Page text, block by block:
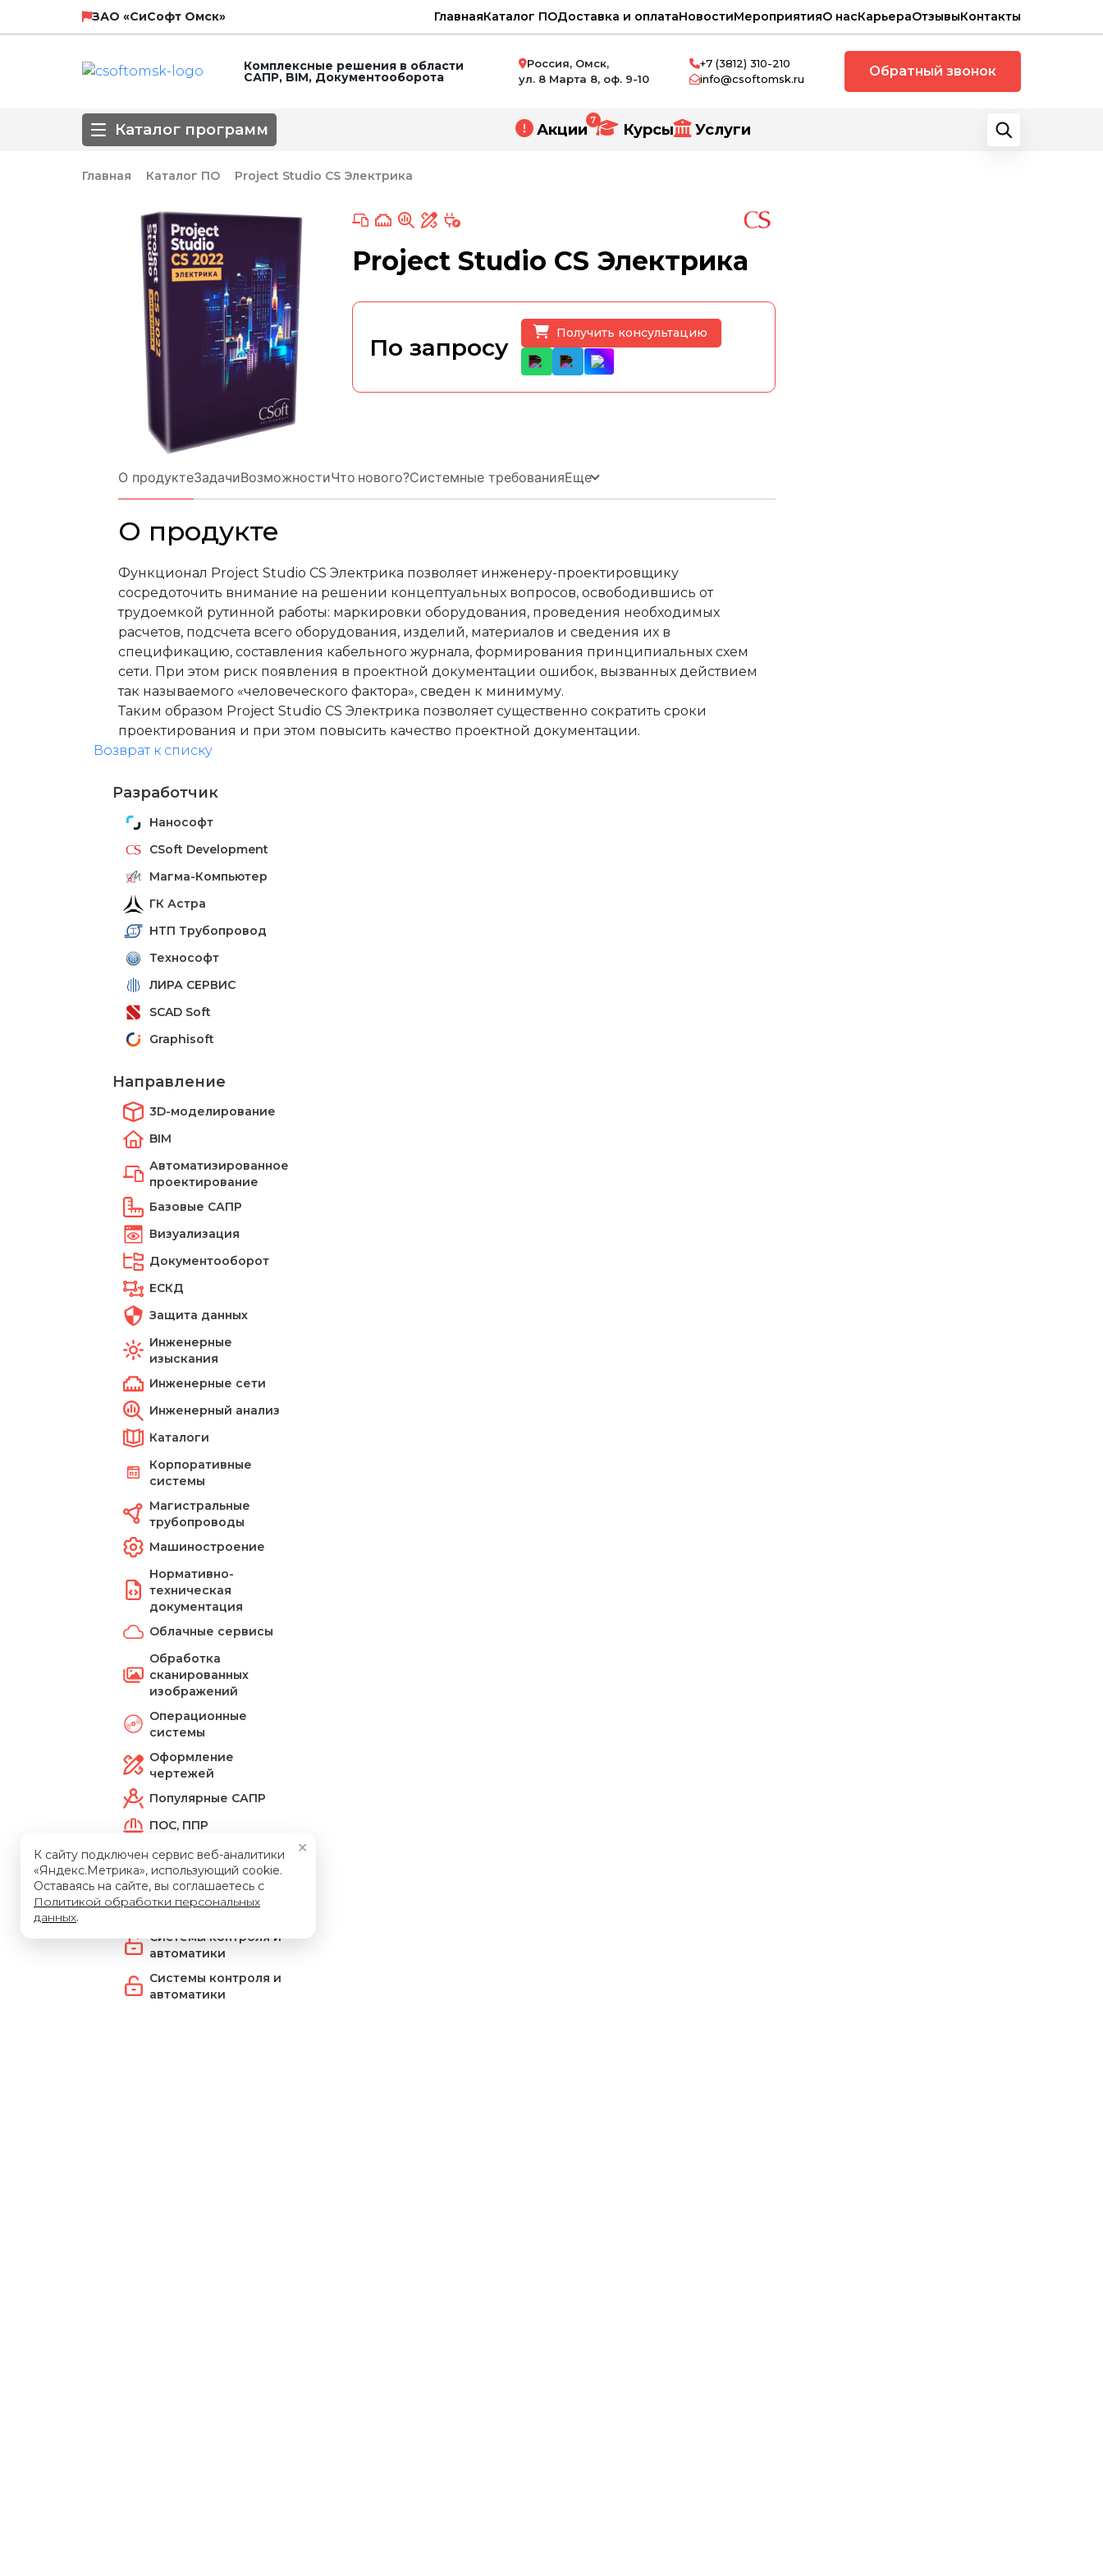
ЗАО «СиСофт Омск» ГлавнаяКаталог ПОДоставка и оплатаНовостиМероприятияО насКарьераОтзывыКонтакты
Комплексные решения в области
САПР, BIM, Документооборота
Россия, Омск,
ул. 8 Марта 8, оф. 9-10
+7 (3812) 310-210
info@csoftomsk.ru
Обратный звонок
Каталог программ
ЛИРА СЕРВИС Технософт
3D-моделирование
BIM Автоматизированное проектирование
Популярные САПР
Базовые САПРИнженерные сети
Обработка сканированных изображений
Оформление чертежей
ПОС, ППР
СПДС СПДС КМ СПДС, КЖИ, КЖ
Строительство и архитектура
ЕСКД Машиностроение
Инженерный анализЭлектротехнические решения
Системы контроля и автоматики
Инженерные изыскания
Магистральные трубопроводы
Технологические решения
Разработка радиоэлектронных устройств
Корпоративные системыСистемы контроля и автоматики
Акции
7
Курсы Услуги
Главная Каталог ПО Project Studio CS Электрика
Project Studio CS Электрика
По запросу
Получить консультацию
О продуктеЗадачиВозможностиЧто нового?Системные требованияЕще
О продукте
Функционал Project Studio CS Электрика позволяет инженеру-проектировщику
сосредоточить внимание на решении концептуальных вопросов, освободившись от
трудоемкой рутинной работы: маркировки оборудования, проведения необходимых
расчетов, подсчета всего оборудования, изделий, материалов и сведения их в
спецификацию, составления кабельного журнала, формирования принципиальных схем
сети. При этом риск появления в проектной документации ошибок, вызванных действием
так называемого «человеческого фактора», сведен к минимуму.
Таким образом Project Studio CS Электрика позволяет существенно сократить сроки
проектирования и при этом повысить качество проектной документации.
Возврат к списку
Разработчик
Нанософт
CSoft Development
Магма-Компьютер
ГК Астра
НТП Трубопровод
Технософт
ЛИРА СЕРВИС
SCAD Soft
Graphisoft
Направление
3D-моделирование
BIM
Автоматизированное
проектирование
Базовые САПР
Визуализация
Документооборот
ЕСКД
Защита данных
Инженерные
изыскания
Инженерные сети
Инженерный анализ
Каталоги
Корпоративные
системы
Магистральные
трубопроводы
Машиностроение
Нормативно-
техническая
документация
Облачные сервисы
Обработка
сканированных
изображений
Операционные
системы
Оформление
чертежей
Популярные САПР
ПОС, ППР
Разработка
радиоэлектронных
устройств
Расчетное ПО
Системы контроля и
автоматики
Системы контроля и
автоматики
К сайту подключен сервис веб-аналитики
«Яндекс.Метрика», использующий cookie.
Оставаясь на сайте, вы соглашаетесь с
Политикой обработки персональных
данных.
✕